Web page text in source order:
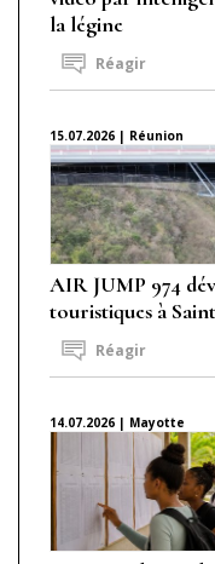
la légine
Réagir
15.07.2026 | Réunion
AIR JUMP 974
touristiques à
Réagir
14.07.2026 | Mayotte